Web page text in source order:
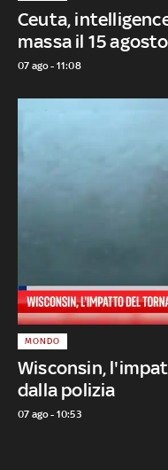
Ceuta,
massa il 15 agosto
07 ago - 11:08
Wisconsin,
dalla polizia
MONDO
07 ago - 10:53